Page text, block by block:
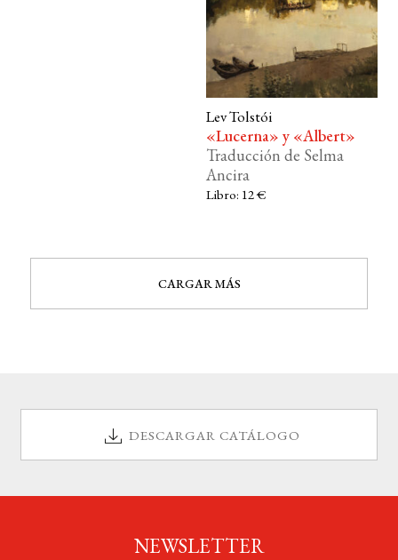
Lev Tolstói
«Lucerna» y «Albert»
Traducción de Selma
Ancira
Libro: 12 €
CARGAR MÁS
DESCARGAR CATÁLOGO
NEWSLETTER